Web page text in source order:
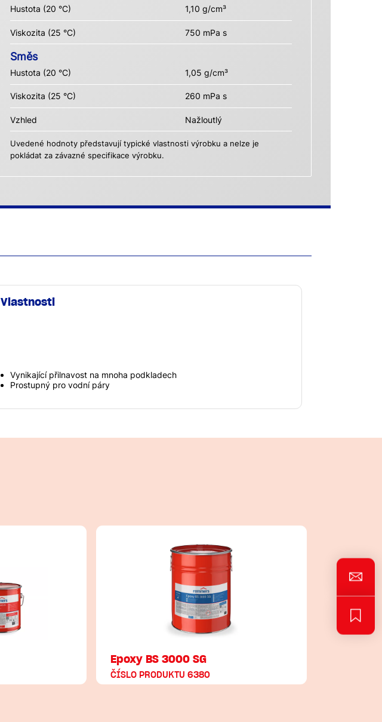
Hustota (20 °C) 1,10 g/cm³
Viskozita (25 °C) 750 mPa s
Směs
Hustota (20 °C) 1,05 g/cm³
Viskozita (25 °C) 260 mPa s
Vzhled Nažloutlý
Uvedené hodnoty představují typické vlastnosti výrobku a nelze je
pokládat za závazné specifikace výrobku.
Vlastnosti
Vynikající přilnavost na mnoha podkladech
Prostupný pro vodní páry
Epoxy BS 3000 SG
ČÍSLO PRODUKTU 6380